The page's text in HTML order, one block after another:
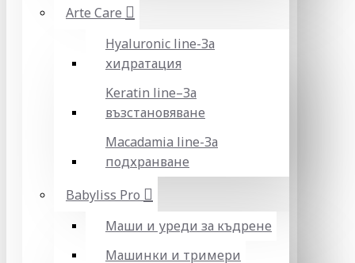
Arte Care
Hyaluronic line-За
хидратация
Keratin line–За
възстановяване
Macadamia line-За
подхранване
Babyliss Pro
Маши и уреди за къдрене
Машинки и тримери